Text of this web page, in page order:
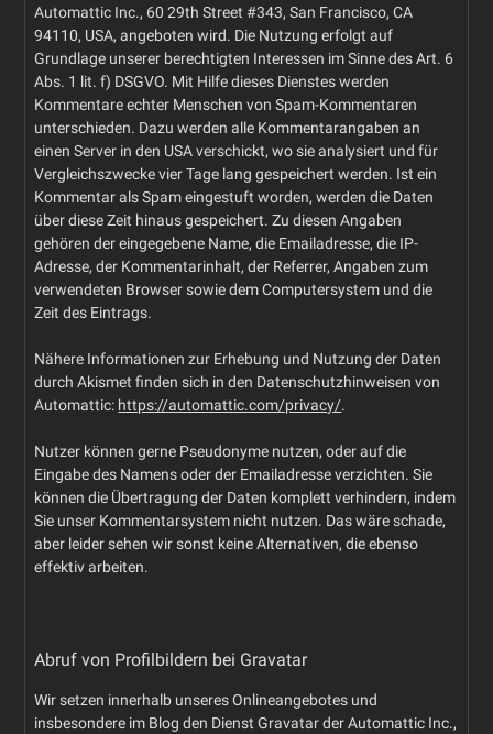
Automattic Inc., 60 29th Street #343, San Francisco, CA
94110, USA, angeboten wird. Die Nutzung erfolgt auf
Grundlage unserer berechtigten Interessen im Sinne des Art. 6
Abs. 1 lit. f) DSGVO. Mit Hilfe dieses Dienstes werden
Kommentare echter Menschen von Spam-Kommentaren
unterschieden. Dazu werden alle Kommentarangaben an
einen Server in den USA verschickt, wo sie analysiert und für
Vergleichszwecke vier Tage lang gespeichert werden. Ist ein
Kommentar als Spam eingestuft worden, werden die Daten
über diese Zeit hinaus gespeichert. Zu diesen Angaben
gehören der eingegebene Name, die Emailadresse, die IP-
Adresse, der Kommentarinhalt, der Referrer, Angaben zum
verwendeten Browser sowie dem Computersystem und die
Zeit des Eintrags.
Nähere Informationen zur Erhebung und Nutzung der Daten
durch Akismet finden sich in den Datenschutzhinweisen von
Automattic: https://automattic.com/privacy/.
Nutzer können gerne Pseudonyme nutzen, oder auf die
Eingabe des Namens oder der Emailadresse verzichten. Sie
können die Übertragung der Daten komplett verhindern, indem
Sie unser Kommentarsystem nicht nutzen. Das wäre schade,
aber leider sehen wir sonst keine Alternativen, die ebenso
effektiv arbeiten.
Abruf von Profilbildern bei Gravatar
Wir setzen innerhalb unseres Onlineangebotes und
insbesondere im Blog den Dienst Gravatar der Automattic Inc.,